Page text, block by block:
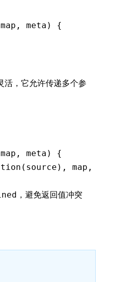
map ,
meta) {
活，它允许传递多个参
map ,
meta) {
(source) , map ,
，避免返回值冲突